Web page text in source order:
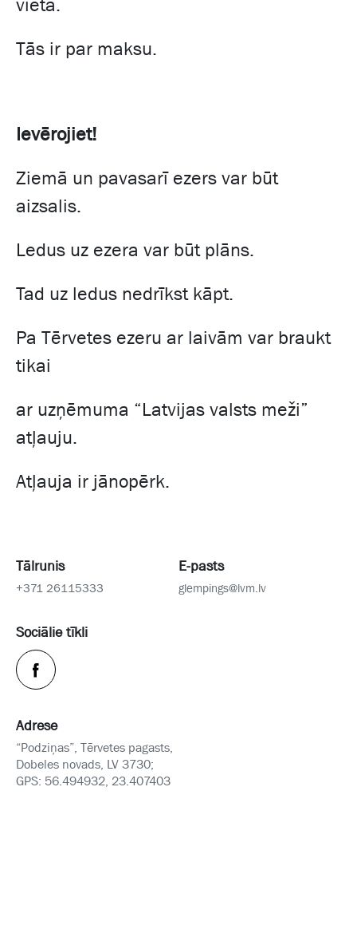
vieta.
Tās ir par maksu.
Ievērojiet!
Ziemā un pavasarī ezers var būt
aizsalis.
Ledus uz ezera var būt plāns.
Tad uz ledus nedrīkst kāpt.
Pa Tērvetes ezeru ar laivām var braukt
tikai
ar uzņēmuma “Latvijas valsts meži”
atļauju.
Atļauja ir jānopērk.
Tālrunis
+371 26115333
E-pasts
glempings@lvm.lv
Sociālie tīkli
Adrese
“Podziņas”, Tērvetes pagasts,
Dobeles novads, LV 3730;
GPS: 56.494932, 23.407403